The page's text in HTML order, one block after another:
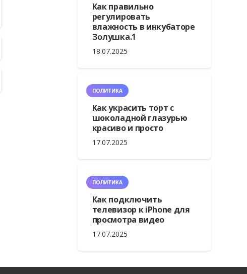
Как правильно
регулировать
влажность в инкубаторе
Золушка.1
18.07.2025
ПОЛИТИКА
Как украсить торт с
шоколадной глазурью
красиво и просто
17.07.2025
ПОЛИТИКА
Как подключить
телевизор к iPhone для
просмотра видео
17.07.2025